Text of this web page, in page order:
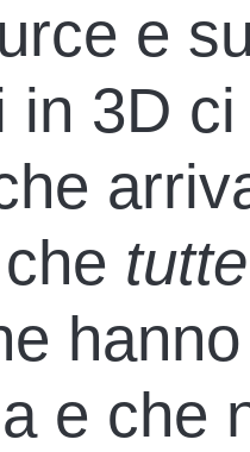
e
in 3D
tutte
e che